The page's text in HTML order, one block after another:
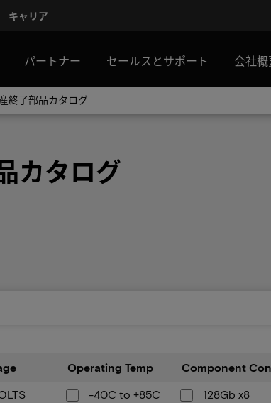
キャリア
パートナー セールスとサポート 会社概
終了部品カタログ
カタログ
Temp
Operating Temp
-40C to +85C
Config
Component
128Gb x8